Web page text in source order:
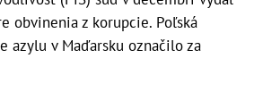
obvinenia z korupcie. Poľská
azylu v Maďarsku označilo za